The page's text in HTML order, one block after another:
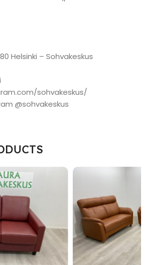
Helsinki – Sohvakeskus
sohvakeskus/
@sohvakeskus